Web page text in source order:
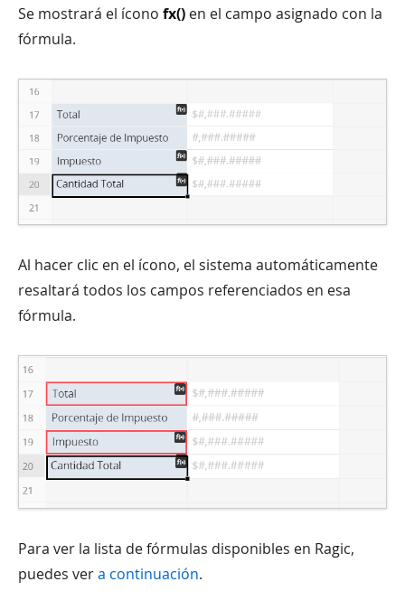
Se mostrará el ícono fx() en el campo asignado con la
fórmula.
Al hacer clic en el ícono, el sistema automáticamente
resaltará todos los campos referenciados en esa
fórmula.
Para ver la lista de fórmulas disponibles en Ragic,
puedes vera continuación.